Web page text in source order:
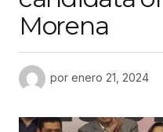
Morena
por enero 21, 2024